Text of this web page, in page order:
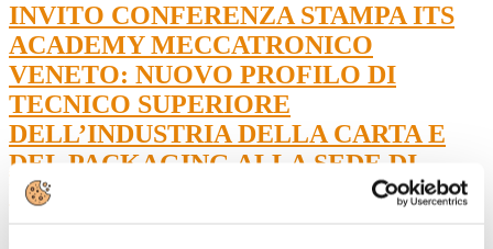
INVITO CONFERENZA STAMPA ITS
ACADEMY MECCATRONICO
VENETO: NUOVO PROFILO DI
TECNICO SUPERIORE
DELL’INDUSTRIA DELLA CARTA E
DEL PACKAGING ALLA SEDE DI
VERONA